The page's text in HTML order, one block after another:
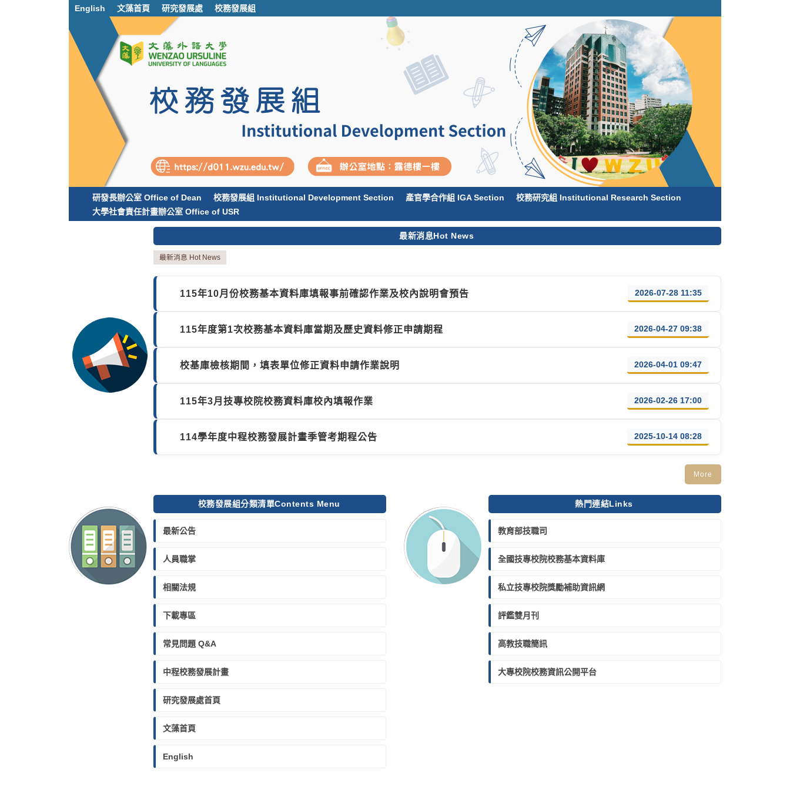
English 文藻首頁 研究發展處 校務發展組
研發長辦公室 Office of Dean 校務發展組 Institutional Development Section 產官學合作組 IGA Section
校務研究組 Institutional Research Section
大學社會責任計畫辦公室 Office of USR
最新消息Hot News
最新消息 Hot News
115年10月份校務基本資料庫填報事前確認作業及校內說明會預告 2026-07-28 11:35
115年度第1次校務基本資料庫當期及歷史資料修正申請期程 2026-04-27 09:38
校基庫檢核期間，填表單位修正資料申請作業說明 2026-04-01 09:47
115年3月技專校院校務資料庫校內填報作業 2026-02-26 17:00
114學年度中程校務發展計畫季管考期程公告 2025-10-14 08:28
More
校務發展組分類清單Contents Menu
最新公告
人員職掌
相關法規
下載專區
常見問題 Q&A
中程校務發展計畫
研究發展處首頁
文藻首頁
English
熱門連結Links
教育部技職司
全國技專校院校務基本資料庫
私立技專校院獎勵補助資訊網
評鑑雙月刊
高教技職簡訊
大專校院校務資訊公開平台